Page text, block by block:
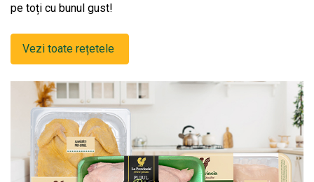
pe toți cu bunul gust!
Vezi toate rețetele